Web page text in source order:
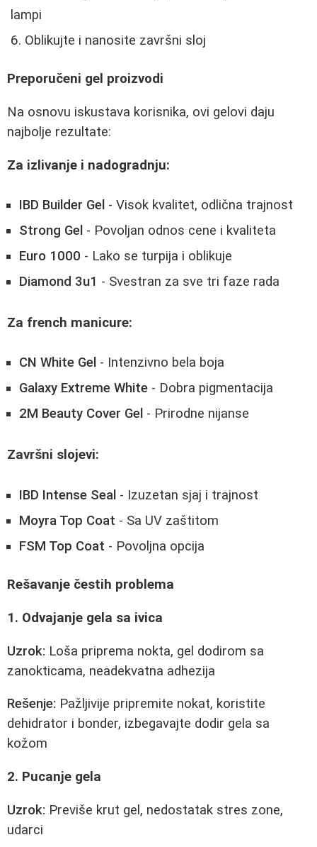
lampi
Oblikujte i nanosite završni sloj
Preporučeni gel proizvodi
Na osnovu iskustava korisnika, ovi gelovi daju
najbolje rezultate:
Za izlivanje i nadogradnju:
IBD Builder Gel - Visok kvalitet, odlična trajnost
Strong Gel - Povoljan odnos cene i kvaliteta
Euro 1000 - Lako se turpija i oblikuje
Diamond 3u1 - Svestran za sve tri faze rada
Za french manicure:
CN White Gel - Intenzivno bela boja
Galaxy Extreme White - Dobra pigmentacija
2M Beauty Cover Gel - Prirodne nijanse
Završni slojevi:
IBD Intense Seal - Izuzetan sjaj i trajnost
Moyra Top Coat - Sa UV zaštitom
FSM Top Coat - Povoljna opcija
Rešavanje čestih problema
1. Odvajanje gela sa ivica
Uzrok: Loša priprema nokta, gel dodirom sa
zanokticama, neadekvatna adhezija
Rešenje: Pažljivije pripremite nokat, koristite
dehidrator i bonder, izbegavajte dodir gela sa
kožom
2. Pucanje gela
Uzrok: Previše krut gel, nedostatak stres zone,
udarci